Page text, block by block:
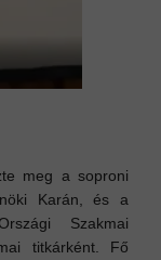
meg a soproni
Karán, és a
Szakmai
titkárként. Fő